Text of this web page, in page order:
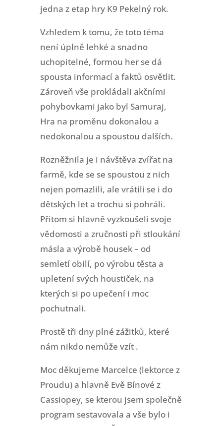
jedna z etap hry K9 Pekelný rok.
Vzhledem k tomu, že toto téma
není úplně lehké a snadno
uchopitelné, formou her se dá
spousta informací a faktů osvětlit.
Zároveň vše prokládali akčními
pohybovkami jako byl Samuraj,
Hra na proměnu dokonalou a
nedokonalou a spoustou dalších.
Rozněžnila je i návštěva zvířat na
farmě, kde se se spoustou z nich
nejen pomazlili, ale vrátili se i do
dětských let a trochu si pohráli.
Přitom si hlavně vyzkoušeli svoje
vědomosti a zručnosti při stloukání
másla a výrobě housek – od
semletí obilí, po výrobu těsta a
upletení svých houstiček, na
kterých si po upečení i moc
pochutnali.
Prostě tři dny plné zážitků, které
nám nikdo nemůže vzít .
Moc děkujeme Marcelce (lektorce z
Proudu) a hlavně Evě Bínové z
Cassiopey, se kterou jsem společně
program sestavovala a vše bylo i